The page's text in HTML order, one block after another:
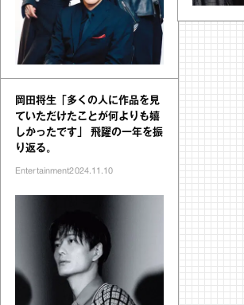
岡田将生「多くの人に作品を見
ていただけたことが何よりも嬉
しかったです」 飛躍の一年を振
り返る。
Entertainment2024.11.10